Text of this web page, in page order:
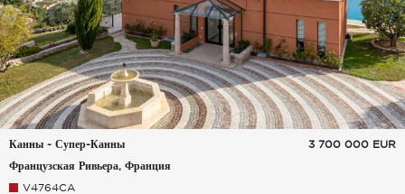
Канны - Супер-Канны
Французская Ривьера, Франция
3 700 000 EUR
V4764CA